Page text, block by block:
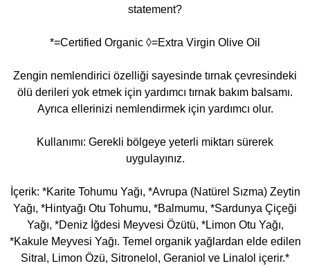
statement?
*=Certified Organic ◊=Extra Virgin Olive Oil
Zengin nemlendirici özelliği sayesinde tırnak çevresindeki
ölü derileri yok etmek için yardımcı tırnak bakım balsamı.
Ayrıca ellerinizi nemlendirmek için yardımcı olur.
Kullanımı: Gerekli bölgeye yeterli miktarı sürerek
uygulayınız.
İçerik: *Karite Tohumu Yağı, *Avrupa (Natürel Sızma) Zeytin
Yağı, *Hintyağı Otu Tohumu, *Balmumu, *Sardunya Çiçeği
Yağı, *Deniz İğdesi Meyvesi Özütü, *Limon Otu Yağı,
*Kakule Meyvesi Yağı. Temel organik yağlardan elde edilen
Sitral, Limon Özü, Sitronelol, Geraniol ve Linalol içerir.*